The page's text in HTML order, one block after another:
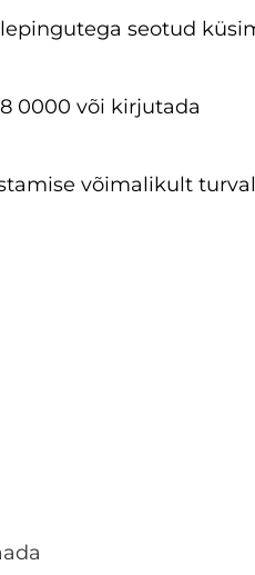
seotud
0000 või kirjutada
võimalikult